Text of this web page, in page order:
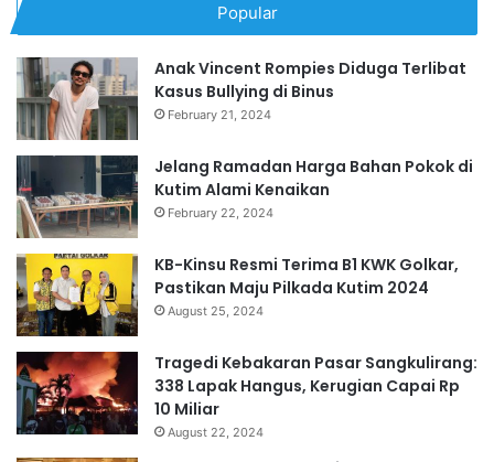
Popular
Anak Vincent Rompies Diduga Terlibat
Kasus Bullying di Binus
February 21, 2024
Jelang Ramadan Harga Bahan Pokok di
Kutim Alami Kenaikan
February 22, 2024
KB-Kinsu Resmi Terima B1 KWK Golkar,
Pastikan Maju Pilkada Kutim 2024
August 25, 2024
Tragedi Kebakaran Pasar Sangkulirang:
338 Lapak Hangus, Kerugian Capai Rp
10 Miliar
August 22, 2024